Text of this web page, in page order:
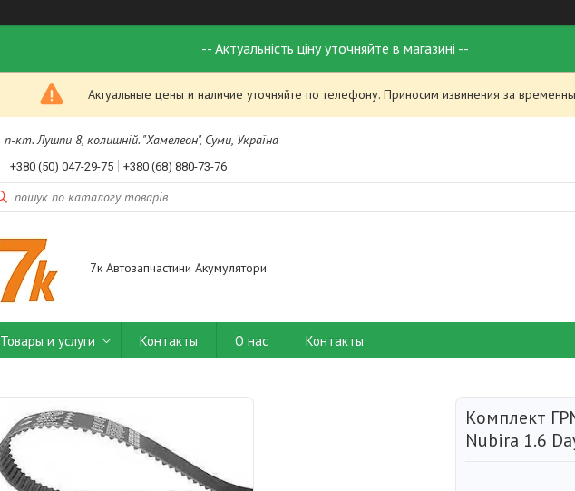
-- Актуальність ціну уточняйте в магазині --
Актуальные цены и наличие уточняйте по телефону. Приносим извинения за
п-кт. Лушпи 8, колишній. "Хамелеон", Суми, Україна
+380 (50) 047-29-75 +380 (68) 880-73-76
7к Автозапчастини Акумулятори
Товары и услуги Контакты О нас Контакты
Комплект
Nubira 1.6